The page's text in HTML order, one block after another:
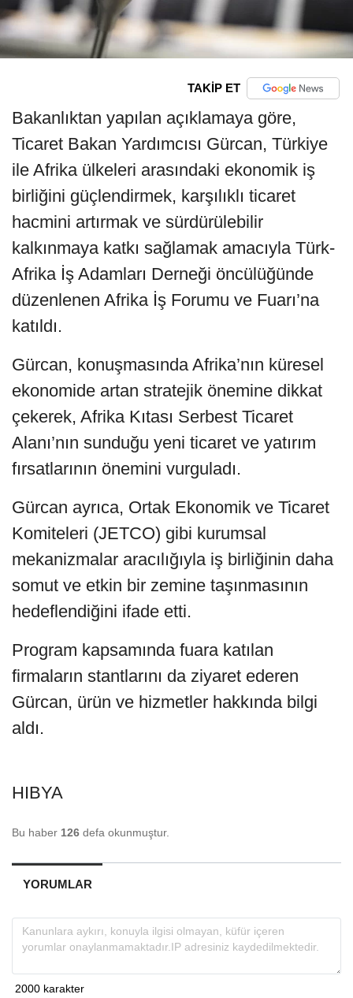
TAKİP ET
Bakanlıktan yapılan açıklamaya göre,
Ticaret Bakan Yardımcısı Gürcan, Türkiye
ile Afrika ülkeleri arasındaki ekonomik iş
birliğini güçlendirmek, karşılıklı ticaret
hacmini artırmak ve sürdürülebilir
kalkınmaya katkı sağlamak amacıyla Türk-
Afrika İş Adamları Derneği öncülüğünde
düzenlenen Afrika İş Forumu ve Fuarı’na
katıldı.
Gürcan, konuşmasında Afrika’nın küresel
ekonomide artan stratejik önemine dikkat
çekerek, Afrika Kıtası Serbest Ticaret
Alanı’nın sunduğu yeni ticaret ve yatırım
fırsatlarının önemini vurguladı.
Gürcan ayrıca, Ortak Ekonomik ve Ticaret
Komiteleri (JETCO) gibi kurumsal
mekanizmalar aracılığıyla iş birliğinin daha
somut ve etkin bir zemine taşınmasının
hedeflendiğini ifade etti.
Program kapsamında fuara katılan
firmaların stantlarını da ziyaret ederen
Gürcan, ürün ve hizmetler hakkında bilgi
aldı.
HIBYA
Bu haber 126 defa okunmuştur.
YORUMLAR